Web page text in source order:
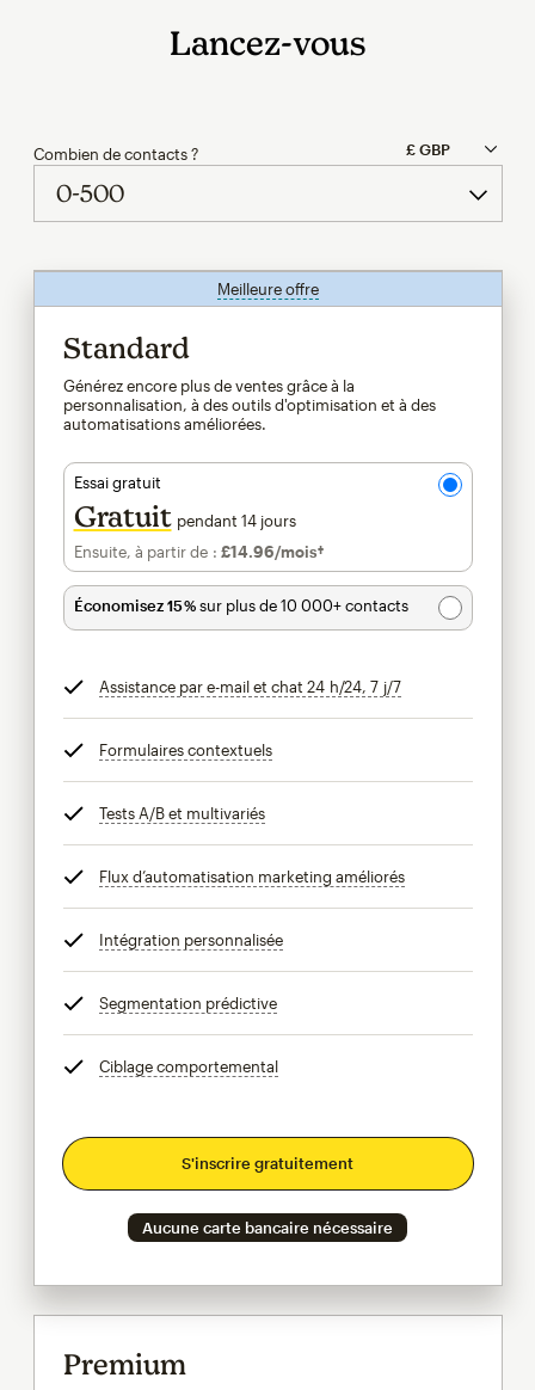
Lancez-vous
Combien de contacts ?
Meilleure offreinfobulle
Standard
Générez encore plus de ventes grâce à la
personnalisation, à des outils d'optimisation et à des
automatisations améliorées.
Essai gratuit
Gratuit pendant 14 jours
Ensuite, à partir de : £14.96/mois†par mois†
Économisez 15 %sur plus de 10 000+ contacts
Assistance par e-mail et chat 24 h/24, 7 j/7infobulle
Formulaires contextuelsinfobulle
Tests A/B et multivariésinfobulle
Flux d’automatisation marketing améliorésinfobulle
Intégration personnaliséeinfobulle
Segmentation prédictiveinfobulle
Ciblage comportementalinfobulle
S'inscrire gratuitement
Aucune carte bancaire nécessaire
Premium